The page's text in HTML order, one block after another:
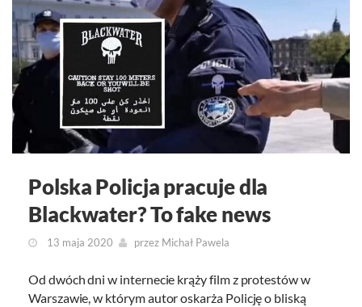
Polska Policja pracuje dla
Blackwater? To fake news
13 maja 2020 przez Michał Pawela
Od dwóch dni w internecie krąży film z protestów w
Warszawie, w którym autor oskarża Policję o bliską